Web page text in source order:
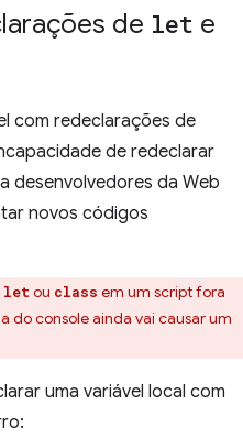
de let e
com redeclarações de
de redeclarar
desenvolvedores da Web
novos códigos
let ou class em um script fora
do console ainda vai causar um
uma variável local com